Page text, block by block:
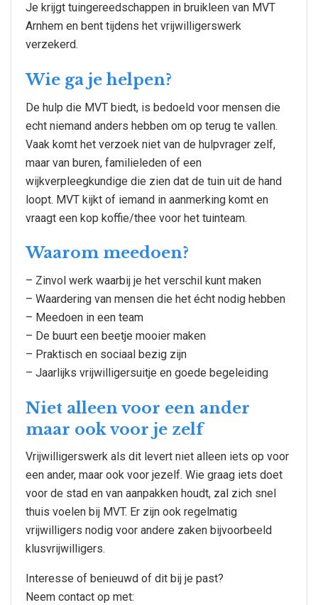
Je krijgt tuingereedschappen in bruikleen van MVT
Arnhem en bent tijdens het vrijwilligerswerk
verzekerd.
Wie ga je helpen?
De hulp die MVT biedt, is bedoeld voor mensen die
echt niemand anders hebben om op terug te vallen.
Vaak komt het verzoek niet van de hulpvrager zelf,
maar van buren, familieleden of een
wijkverpleegkundige die zien dat de tuin uit de hand
loopt. MVT kijkt of iemand in aanmerking komt en
vraagt een kop koffie/thee voor het tuinteam.
Waarom meedoen?
– Zinvol werk waarbij je het verschil kunt maken
– Waardering van mensen die het écht nodig hebben
– Meedoen in een team
– De buurt een beetje mooier maken
– Praktisch en sociaal bezig zijn
– Jaarlijks vrijwilligersuitje en goede begeleiding
Niet alleen voor een ander
maar ook voor je zelf
Vrijwilligerswerk als dit levert niet alleen iets op voor
een ander, maar ook voor jezelf. Wie graag iets doet
voor de stad en van aanpakken houdt, zal zich snel
thuis voelen bij MVT. Er zijn ook regelmatig
vrijwilligers nodig voor andere zaken bijvoorbeeld
klusvrijwilligers.
Interesse of benieuwd of dit bij je past?
Neem contact op met: